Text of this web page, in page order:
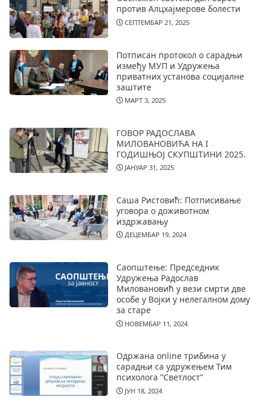
против Алцхајмерове болести
СЕПТЕМБАР 21, 2025
Потписан протокол о сарадњи
између МУП и Удружења
приватних установа социјалне
заштите
МАРТ 3, 2025
ГОВОР РАДОСЛАВА
МИЛОВАНОВИЋА НА I
ГОДИШЊОЈ СКУПШТИНИ 2025.
ЈАНУАР 31, 2025
Саша Ристовић: Потписивање
уговора о доживотном
издржавању
ДЕЦЕМБАР 19, 2024
Саопштење: Председник
Удружења Радослав
Миловановић у вези смрти две
особе у Војки у нелегалном дому
за старе
НОВЕМБАР 11, 2024
Одржана online трибина у
сарадњи са удружењем Тим
психолога ”Светлост”
ЈУН 18, 2024